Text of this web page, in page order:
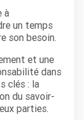
à
un temps
son besoin.
et une
dans
clés : la
du savoir-
parties.